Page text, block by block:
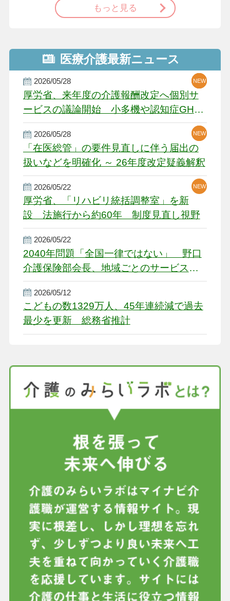
もっと見る
医療介護最新ニュース
2026/05/28
厚労省、来年度の介護報酬改定へ個別サ
ービスの議論開始 小多機や認知症GH、
厳しい経営環境に危機感
NEW
NEW
NEW
2026/05/28
「在医総管」の要件見直しに伴う届出の
扱いなどを明確化 ～ 26年度改定疑義解釈
NEW
NEW
2026/05/22
厚労省、「リハビリ統括調整室」を新
設 法施行から約60年 制度見直し視野
NEW
2026/05/22
2040年問題「全国一律ではない」 野口
介護保険部会長、地域ごとのサービス基
盤整備を促す
2026/05/12
こどもの数1329万人、45年連続減で過去
最少を更新 総務省推計